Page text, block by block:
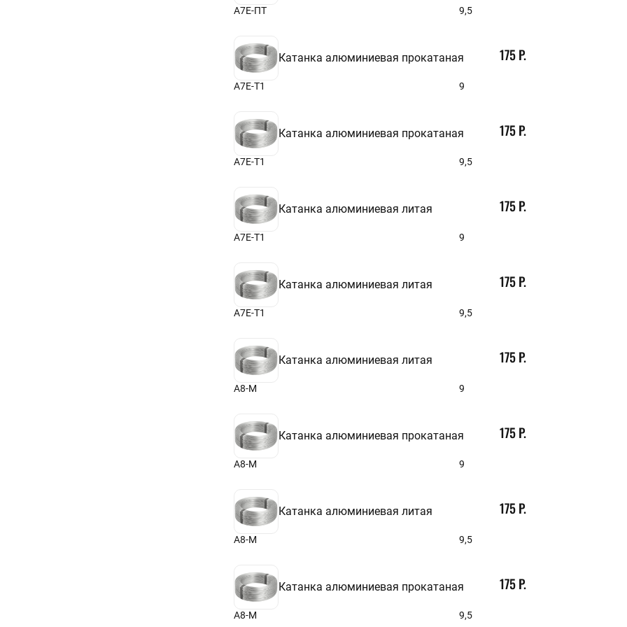
А7Е-ПТ 9,5
Катанка алюминиевая прокатаная
А7Е-Т1 9
175 Р.
Катанка алюминиевая прокатаная
А7Е-Т1 9,5
175 Р.
Катанка алюминиевая литая
А7Е-Т1 9
175 Р.
Катанка алюминиевая литая
А7Е-Т1 9,5
175 Р.
Катанка алюминиевая литая
А8-М 9
175 Р.
Катанка алюминиевая прокатаная
А8-М 9
175 Р.
Катанка алюминиевая литая
А8-М 9,5
175 Р.
Катанка алюминиевая прокатаная
А8-М 9,5
175 Р.